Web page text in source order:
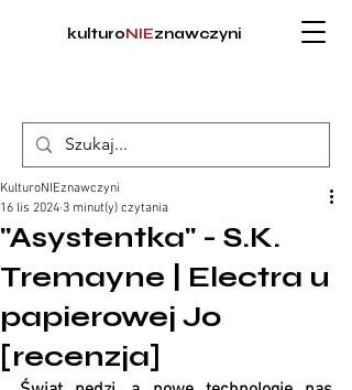
kulturoNIEznawczyni
"Asystentka" - S.K.
Tremayne | Electra u
papierowej Jo
[recenzja]
KulturoNIEznawczyni
16 lis 2024 3 minut(y) czytania